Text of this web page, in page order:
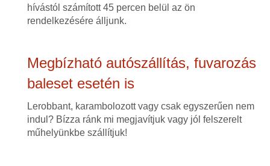
hívástól számított 45 percen belül az ön
rendelkezésére álljunk.
Megbízható autószállítás, fuvarozás
baleset esetén is
Lerobbant, karambolozott vagy csak egyszerűen nem
indul? Bízza ránk mi megjavítjuk vagy jól felszerelt
műhelyünkbe szállítjuk!